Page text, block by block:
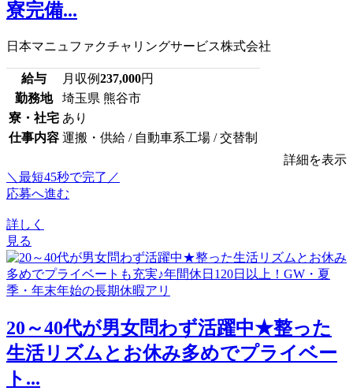
寮完備...
日本マニュファクチャリングサービス株式会社
給与 月収例237,000円
勤務地
埼玉県 熊谷市
寮・社宅 あり
仕事内容 運搬・供給 / 自動車系工場 / 交替制
詳細を表示
＼最短45秒で完了／
応募へ進む
詳しく
見る
20～40代が男女問わず活躍中★整った
生活リズムとお休み多めでプライベー
ト...